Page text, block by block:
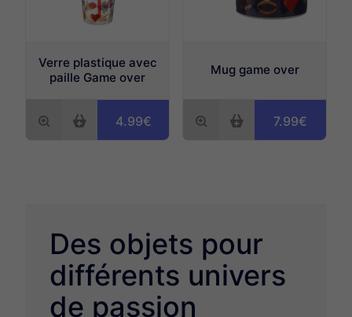
Verre plastique avec
paille Game over
4.99€
Mug game over
7.99€
Des objets pour
différents univers
de passion